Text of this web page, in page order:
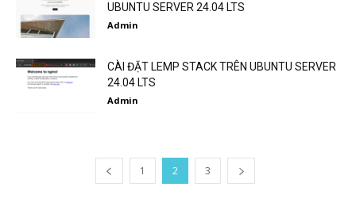
UBUNTU SERVER 24.04 LTS
Admin
CÀI ĐẶT LEMP STACK TRÊN UBUNTU SERVER
24.04 LTS
Admin
1 2 3